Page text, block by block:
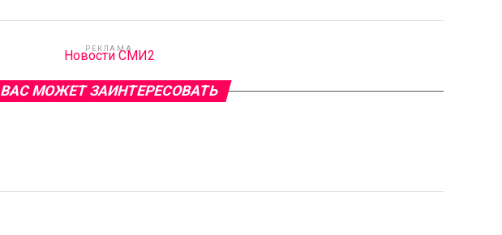
РЕКЛАМА
Новости СМИ2
ВАС МОЖЕТ ЗАИНТЕРЕСОВАТЬ